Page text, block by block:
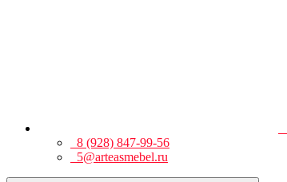
8 (928) 847-99-56
5@arteasmebel.ru